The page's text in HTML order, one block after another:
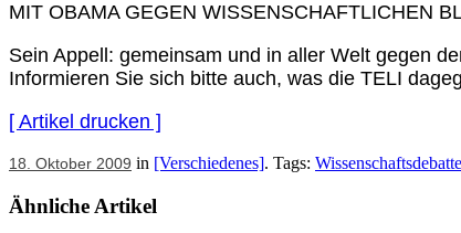
MIT OBAMA GEGEN WISSENSCHAFTLICHEN
Sein Appell: gemeinsam und in aller Welt gegen
Informieren Sie sich bitte auch, was die TELI
[ Artikel drucken ]
18. Oktober 2009 in [Verschiedenes]. Tags: Wissenschaftsdebatte
Ähnliche Artikel